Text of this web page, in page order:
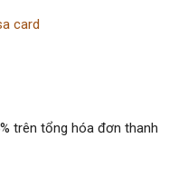
card
trên tổng hóa đơn thanh